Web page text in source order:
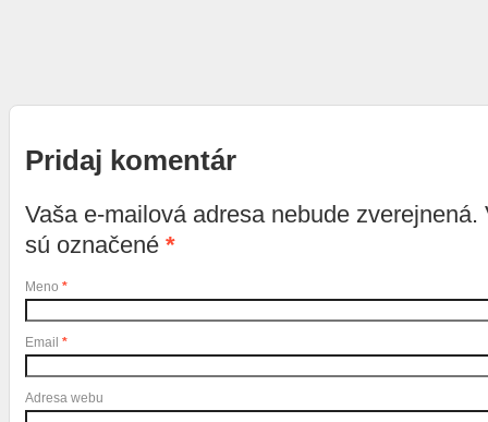
Pridaj komentár
sú označené*
Email*
Adresa webu